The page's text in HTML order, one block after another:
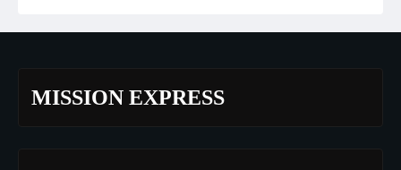
MISSION EXPRESS